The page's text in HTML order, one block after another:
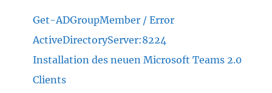
Get-ADGroupMember / Error
ActiveDirectoryServer:8224
Installation des neuen Microsoft Teams 2.0
Clients